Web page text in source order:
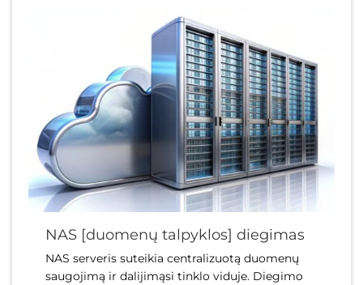
NAS [duomenų talpyklos] diegimas
NAS serveris suteikia centralizuotą duomenų
saugojimą ir dalijimąsi tinklo viduje. Diegimo